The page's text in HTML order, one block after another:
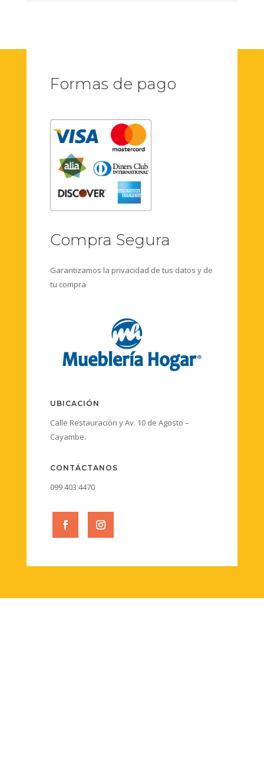
Formas de pago
Compra Segura
Garantizamos la privacidad de tus datos y de
tu compra
UBICACIÓN
Calle Restauración y Av. 10 de Agosto –
Cayambe.
CONTÁCTANOS
099 403 4470